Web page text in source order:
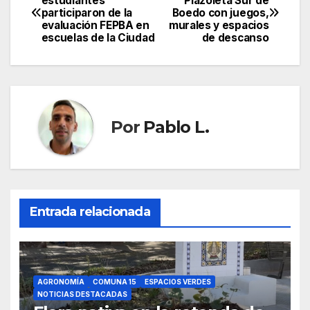
de
Boedo con juegos,
murales y espacios
de descanso
participaron de la
evaluación FEPBA en
escuelas de la Ciudad
Por Pablo L.
Entrada relacionada
AGRONOMÍA COMUNA 15
ESPACIOS VERDES
NOTICIAS DESTACADAS